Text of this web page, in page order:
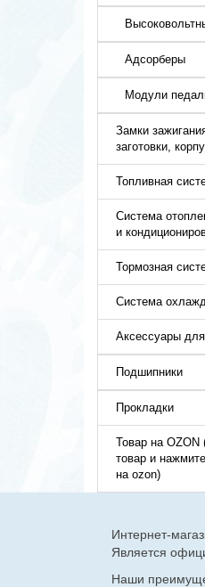
Адсорберы
Модули
Замки
заготовки,
Топливная
Система
и
Тормозная
Система
Аксессуары
Подшипники
Прокладки
Товар на OZON
товар и
на ozon)
Интернет-
Является
Наши